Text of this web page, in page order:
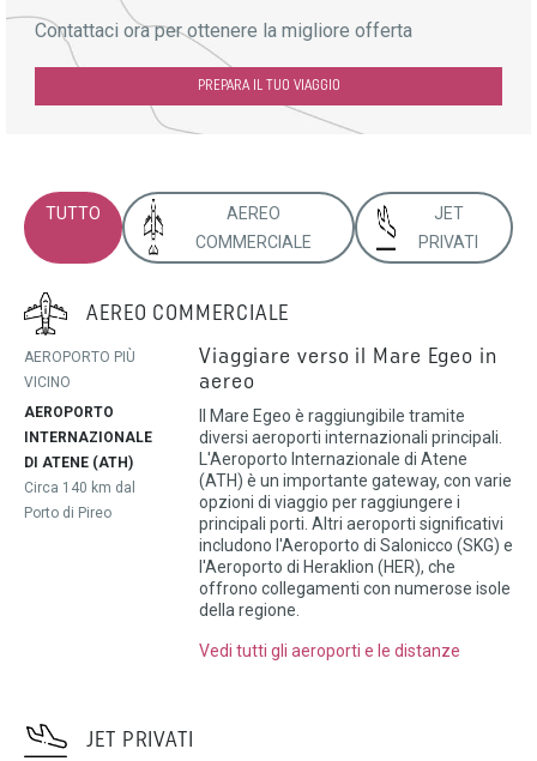
Contattaci ora per ottenere la migliore offerta
PREPARA IL TUO VIAGGIO
TUTTO
AEREO
COMMERCIALE
JET
PRIVATI
AEREO COMMERCIALE
AEROPORTO PIÙ
VICINO
AEROPORTO
INTERNAZIONALE
DI ATENE (ATH)
Circa 140 km dal
Porto di Pireo
Viaggiare verso il Mare Egeo in
aereo
Il Mare Egeo è raggiungibile tramite
diversi aeroporti internazionali principali.
L'Aeroporto Internazionale di Atene
(ATH) è un importante gateway, con varie
opzioni di viaggio per raggiungere i
principali porti. Altri aeroporti significativi
includono l'Aeroporto di Salonicco (SKG) e
l'Aeroporto di Heraklion (HER), che
offrono collegamenti con numerose isole
della regione.
Vedi tutti gli aeroporti e le distanze
JET PRIVATI